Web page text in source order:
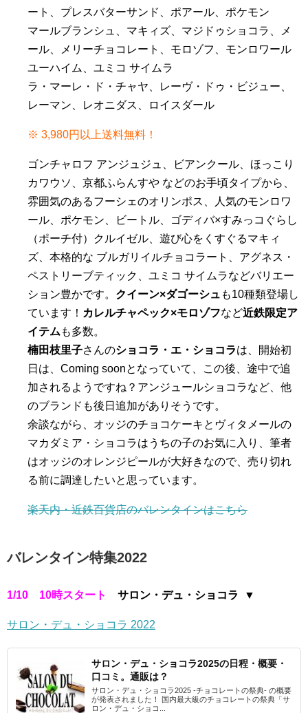
ート、プレスバターサンド、ポアール、ポケモン
マールブランシュ、マキィズ、マジドゥショコラ、メ
ール、メリーチョコレート、モロゾフ、モンロワール
ユーハイム、ユミコ サイムラ
ラ・マーレ・ド・チャヤ、レーヴ・ドゥ・ビジュー、
レーマン、レオニダス、ロイスダール
※ 3,980円以上送料無料！
ゴンチャロフ アンジュジュ、ビアンクール、ほっこり
カワウソ、京都ふらんすや などのお手頃タイプから、
雰囲気のあるフーシェのオリンポス、人気のモンロワ
ール、ポケモン、ビートル、ゴディバ×すみっコぐらし
（ポーチ付）クルイゼル、遊び心をくすぐるマキィ
ズ、本格的な ブルガリイルチョコラート、アグネス・
ペストリーブティック、ユミコ サイムラなどバリエー
ション豊かです。 クイーン×ダゴーシュ も10種類登場し
ています！ カレルチャペック×モロゾフなど近鉄限定ア
イテム も多数。
楠田枝里子さんのショコラ・エ・ショコラは、開始初
日は、Coming soonとなっていて、この後、途中で追
加されるようですね？アンジュールショコラなど、他
のブランドも後日追加がありそうです。
余談ながら、オッジのチョコケーキとヴィタメールの
マカダミア・ショコラはうちの子のお気に入り、筆者
はオッジのオレンジピールが大好きなので、売り切れ
る前に調達したいと思っています。
楽天内・近鉄百貨店のバレンタインはこちら
バレンタイン特集2022
1/10 10時スタート サロン・デュ・ショコラ ▼
サロン・デュ・ショコラ 2022
サロン・デュ・ショコラ2025の日程・概要・
口コミ。通販は？
サロン・デュ・ショコラ2025 -チョコレートの祭典- の概要
が発表されました！ 国内最大級のチョコレートの祭典「サ
ロン・デュ・ショコ...